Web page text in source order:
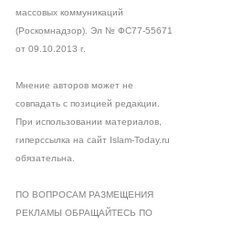
массовых коммуникаций
(Роскомнадзор). Эл № ФС77-55671
от 09.10.2013 г.
Мнение авторов может не
совпадать с позицией редакции.
При использовании материалов,
гиперссылка на сайт Islam-Today.ru
обязательна.
ПО ВОПРОСАМ РАЗМЕЩЕНИЯ
РЕКЛАМЫ ОБРАЩАЙТЕСЬ ПО